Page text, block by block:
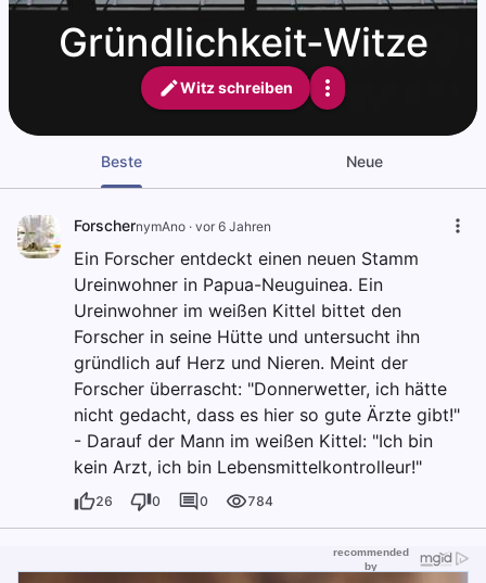
Gründlichkeit-Witze
Witz schreiben
Beste Neue
ForschernymAno · vor 6 Jahren
Ein Forscher entdeckt einen neuen Stamm
Ureinwohner in Papua-Neuguinea. Ein
Ureinwohner im weißen Kittel bittet den
Forscher in seine Hütte und untersucht ihn
gründlich auf Herz und Nieren. Meint der
Forscher überrascht: "Donnerwetter, ich hätte
nicht gedacht, dass es hier so gute Ärzte gibt!"
- Darauf der Mann im weißen Kittel: "Ich bin
kein Arzt, ich bin Lebensmittelkontrolleur!"
26 0 0 784